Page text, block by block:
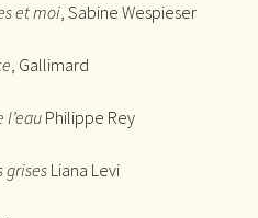
et moi, Sabine Wespieser
, Gallimard
l’eau Philippe Rey
grisesLiana Levi